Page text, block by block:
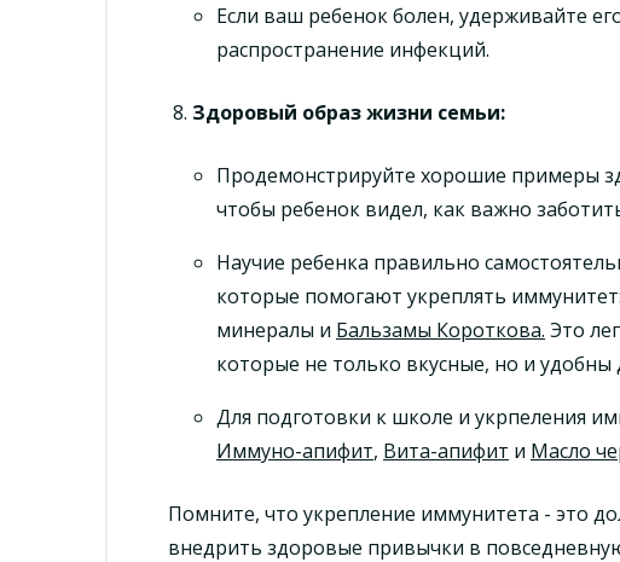
Если ваш ребенок болен, удерживайте
распространение инфекций.
Здоровый образ жизни семьи:
Продемонстрируйте хорошие примеры
чтобы ребенок видел, как важно
Научие ребенка правильно
которые помогают укреплять
минералы и Бальзамы Короткова. Это
которые не только вкусные, но и
Для подготовки к школе и укрпеления
Иммуно-апифит, Вита-апифит и Масло
Помните, что укрепление иммунитета - это
внедрить здоровые привычки в